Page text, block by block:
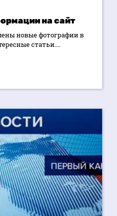
на сайт
новые фотографии в
статьи....